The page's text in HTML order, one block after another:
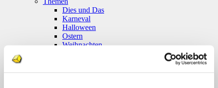
Dies und Das
Karneval
Halloween
Ostern
Weihnachten
Basale Förderung